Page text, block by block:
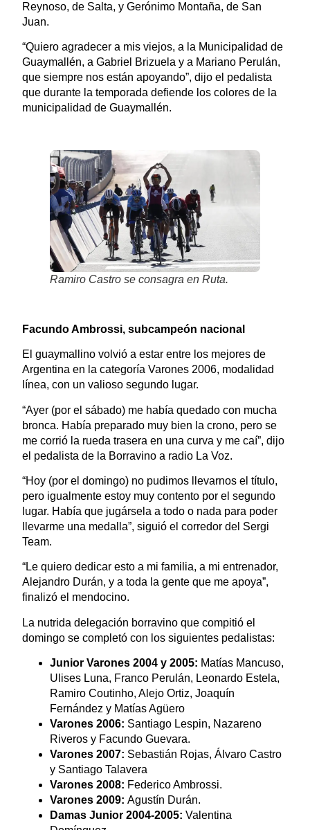
Reynoso, de Salta, y Gerónimo Montaña, de San
Juan.
“Quiero agradecer a mis viejos, a la Municipalidad de
Guaymallén, a Gabriel Brizuela y a Mariano Perulán,
que siempre nos están apoyando”, dijo el pedalista
que durante la temporada defiende los colores de la
municipalidad de Guaymallén.
Ramiro Castro se consagra en Ruta.
Facundo Ambrossi, subcampeón nacional
El guaymallino volvió a estar entre los mejores de
Argentina en la categoría Varones 2006, modalidad
línea, con un valioso segundo lugar.
“Ayer (por el sábado) me había quedado con mucha
bronca. Había preparado muy bien la crono, pero se
me corrió la rueda trasera en una curva y me caí”, dijo
el pedalista de la Borravino a radio La Voz.
“Hoy (por el domingo) no pudimos llevarnos el título,
pero igualmente estoy muy contento por el segundo
lugar. Había que jugársela a todo o nada para poder
llevarme una medalla”, siguió el corredor del Sergi
Team.
“Le quiero dedicar esto a mi familia, a mi entrenador,
Alejandro Durán, y a toda la gente que me apoya”,
finalizó el mendocino.
La nutrida delegación borravino que compitió el
domingo se completó con los siguientes pedalistas:
Junior Varones 2004 y 2005: Matías Mancuso,
Ulises Luna, Franco Perulán, Leonardo Estela,
Ramiro Coutinho, Alejo Ortiz, Joaquín
Fernández y Matías Agüero
Varones 2006: Santiago Lespin, Nazareno
Riveros y Facundo Guevara.
Varones 2007: Sebastián Rojas, Álvaro Castro
y Santiago Talavera
Varones 2008: Federico Ambrossi.
Varones 2009: Agustín Durán.
Damas Junior 2004-2005: Valentina